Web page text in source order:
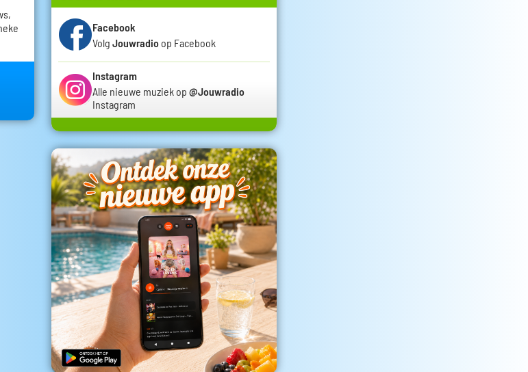
Facebook
Volg Jouwradio op Facebook
Instagram
Alle nieuwe muziek op @Jouwradio
Instagram